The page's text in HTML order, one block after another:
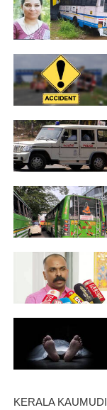
KERALA KAUMUDI